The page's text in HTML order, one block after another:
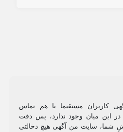
کاربران مستقیما با هم تماس
این میان وجود ندارد، پس دقت
شما، سایت من آگهی هیچ دخالتی